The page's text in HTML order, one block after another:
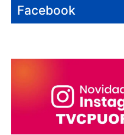
Facebook